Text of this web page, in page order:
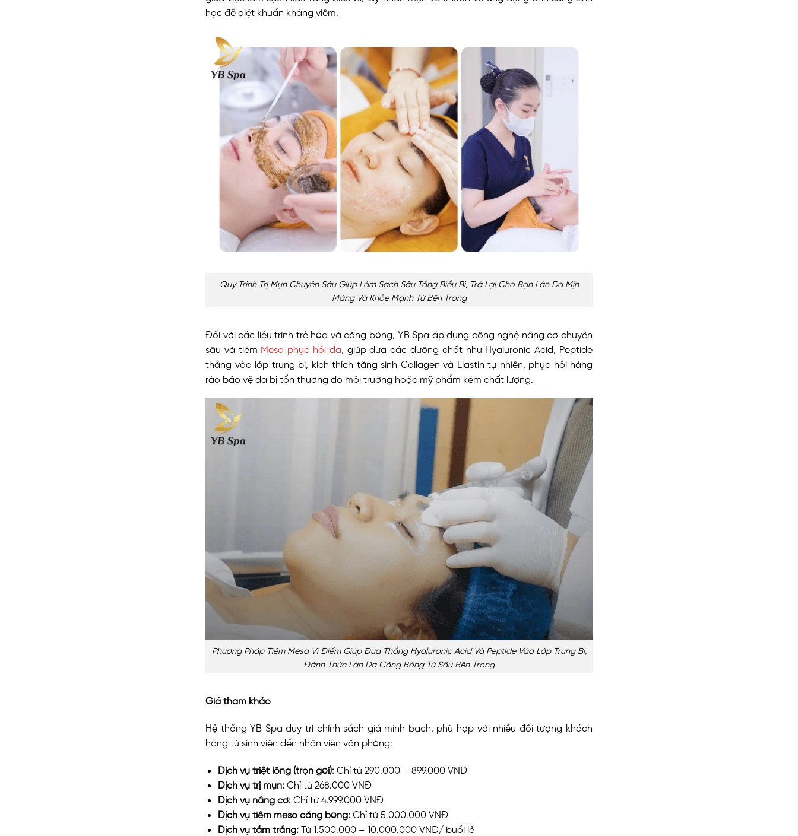
học để diệt khuẩn kháng viêm.
Quy Trình Trị Mụn Chuyên Sâu Giúp Làm Sạch Sâu Tầng Biểu Bì, Trả Lại Cho Bạn Làn Da Mịn
Màng Và Khỏe Mạnh Từ Bên Trong
Đối với các liệu trình trẻ hóa và căng bóng, YB Spa áp dụng công nghệ nâng cơ chuyên
sâu và tiêm Meso phục hồi da , giúp đưa các dưỡng chất như Hyaluronic Acid, Peptide
thẳng vào lớp trung bì, kích thích tăng sinh Collagen và Elastin tự nhiên, phục hồi hàng
rào bảo vệ da bị tổn thương do môi trường hoặc mỹ phẩm kém chất lượng.
Phương Pháp Tiêm Meso Vi Điểm Giúp Đưa Thẳng Hyaluronic Acid Và Peptide Vào Lớp Trung Bì,
Đánh Thức Làn Da Căng Bóng Từ Sâu Bên Trong
Giá tham khảo
Hệ thống YB Spa duy trì chính sách giá minh bạch, phù hợp với nhiều đối tượng khách
hàng từ sinh viên đến nhân viên văn phòng:
Dịch vụ triệt lông (trọn gói):Chỉ từ 290.000 – 899.000 VNĐ
Dịch vụ trị mụn:Chỉ từ 268.000 VNĐ
Dịch vụ nâng cơ: Chỉ từ 4.999.000 VNĐ
Dịch vụ tiêm meso căng bóng: Chỉ từ 5.000.000 VNĐ
Dịch vụ tắm trắng:Từ 1.500.000 – 10.000.000 VNĐ/ buổi lẻ